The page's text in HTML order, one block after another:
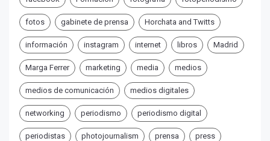
fotos gabinete de prensa Horchata and Twitts
información instagram internet libros Madrid
Marga Ferrer marketing media medios
medios de comunicación medios digitales
networking periodismo periodismo digital
periodistas photojournalism prensa press